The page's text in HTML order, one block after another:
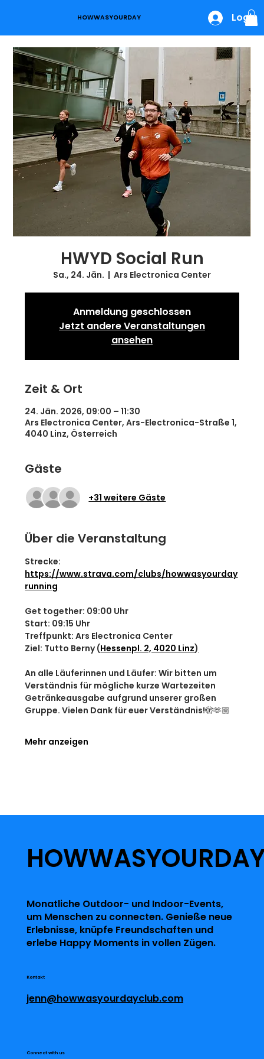
HOWWASYOURDAY Login
HWYD Social Run
Sa., 24. Jän.
  |
Ars Electronica Center
Anmeldung geschlossen
Jetzt andere Veranstaltungen
ansehen
Zeit & Ort
24. Jän. 2026, 09:00 – 11:30
Ars Electronica Center, Ars-Electronica-Straße 1,
4040 Linz, Österreich
Gäste
+31 weitere Gäste
Über die Veranstaltung
Strecke:
https://www.strava.com/clubs/howwasyourday
running
Get together: 09:00 Uhr
Start: 09:15 Uhr
Treffpunkt: Ars Electronica Center
Ziel: Tutto Berny (Hessenpl. 2, 4020 Linz)
An alle Läuferinnen und Läufer: Wir bitten um
Verständnis für mögliche kurze Wartezeiten
Getränkeausgabe aufgrund unserer großen
Gruppe. Vielen Dank für euer Verständnis!🫣🫶🏼
Mehr anzeigen
Monatliche Outdoor- und Indoor-Events,
um Menschen zu connecten. Genieße neue
Erlebnisse, knüpfe Freundschaften und
erlebe Happy Moments in vollen Zügen.
Connect with us
Kontakt
jenn@howwasyourdayclub.com